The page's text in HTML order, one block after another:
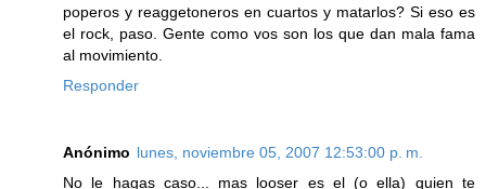
poperos y reaggetoneros en cuartos y matarlos? Si eso es
el rock, paso. Gente como vos son los que dan mala fama
al movimiento.
Responder
Anónimo lunes, noviembre 05, 2007 12:53:00 p. m.
No le hagas caso... mas looser es el (o ella) quien te